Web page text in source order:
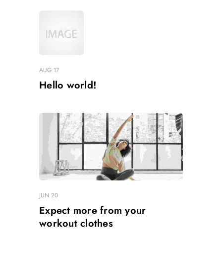
AUG 17
Hello world!
JUN 20
Expect more from your
workout clothes